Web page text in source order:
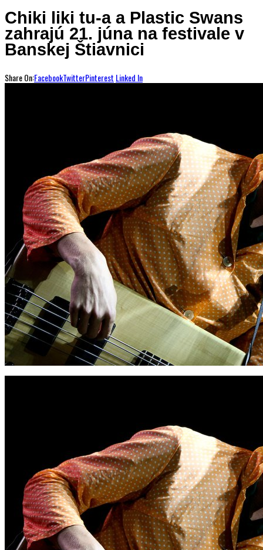
Chiki liki tu-a a Plastic Swans
zahrajú 21. júna na festivale v
Banskej Štiavnici
Share On:FacebookTwitterPinterest Linked In